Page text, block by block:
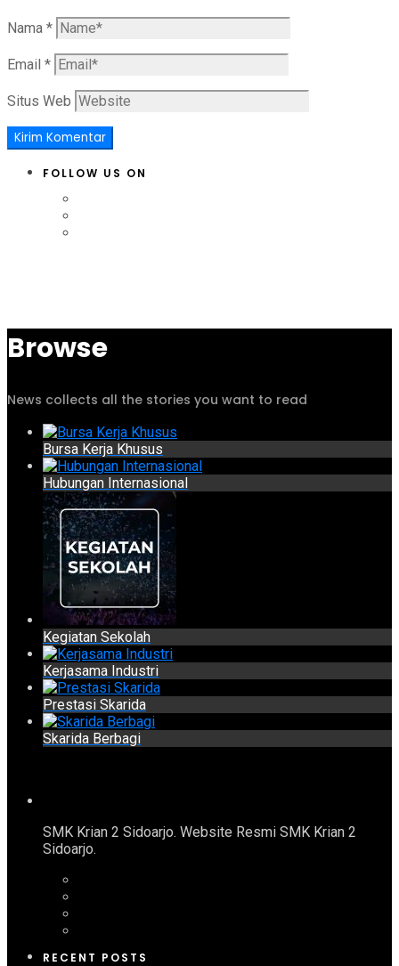
Nama *
Email *
Situs Web
FOLLOW US ON
Browse
News collects all the stories you want to read
Bursa Kerja Khusus
Hubungan Internasional
Kegiatan Sekolah
Kerjasama Industri
Prestasi Skarida
Skarida Berbagi
SMK Krian 2 Sidoarjo. Website Resmi SMK Krian 2
Sidoarjo.
RECENT POSTS